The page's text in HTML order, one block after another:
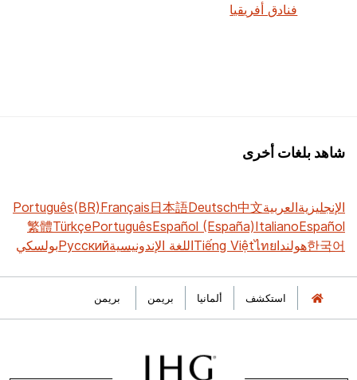
فنادق أفريقيا
شاهد بلغات أخرى
الإنجليزيةالعربية中文
Deutsch
日本語
Français
Português(BR)
Español
Italiano
Español (España)
Português
Türkçe
繁體
한국어هولنداไทย
Tiếng Việtاللغة الإندونيسيةРусскийبولسكي
استكشف ألمانيا بريمن بريمن